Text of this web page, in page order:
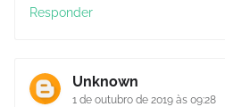
Responder
Unknown
1 de outubro de 2019 às 09:28